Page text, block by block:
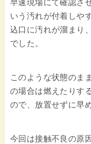
早速現場にて確認さ
いう汚れが付着しや
込口に汚れが溜まり
でした。
このような状態のま
の場合は燃えたりす
ので、放置せずに早
今回は接触不良の原